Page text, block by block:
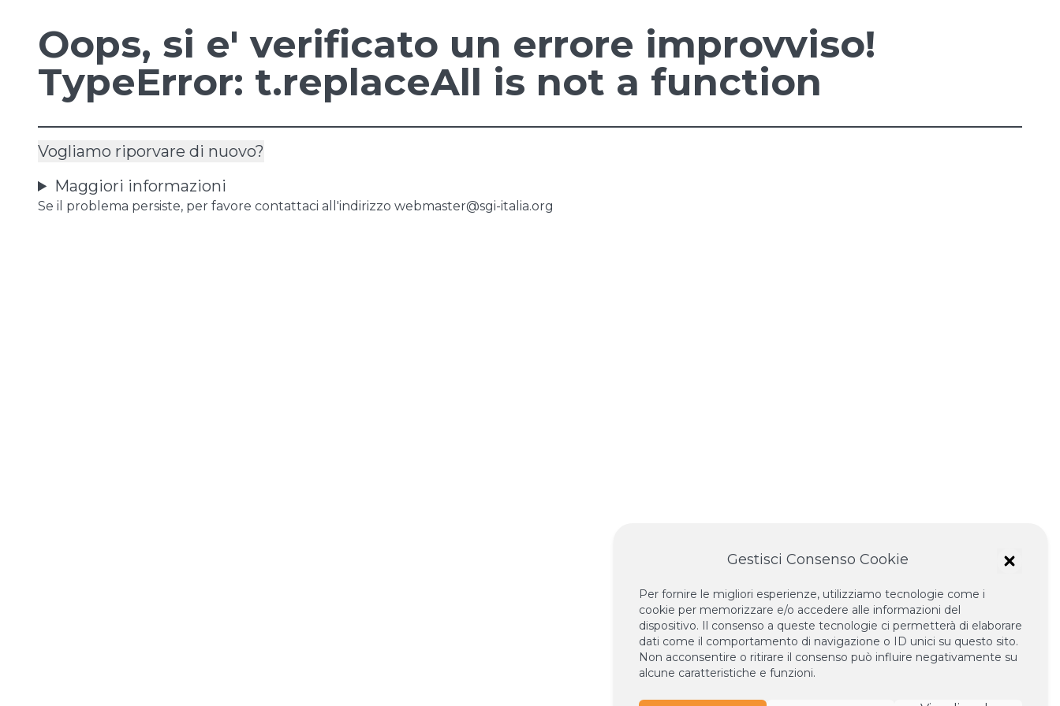
Oops, si e' verificato un errore improvviso!
TypeError: t.replaceAll is not a function
Vogliamo riporvare di nuovo?
Maggiori informazioni
Se il problema persiste, per favore contattaci all'indirizzo webmaster@sgi-italia.org
Gestisci Consenso Cookie
Per fornire le migliori esperienze, utilizziamo tecnologie come i
cookie per memorizzare e/o accedere alle informazioni del
dispositivo. Il consenso a queste tecnologie ci permetterà di elaborare
dati come il comportamento di navigazione o ID unici su questo sito.
Non acconsentire o ritirare il consenso può influire negativamente su
alcune caratteristiche e funzioni.